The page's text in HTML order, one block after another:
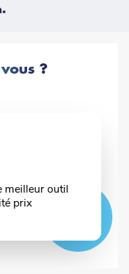
?
meilleur outil
prix